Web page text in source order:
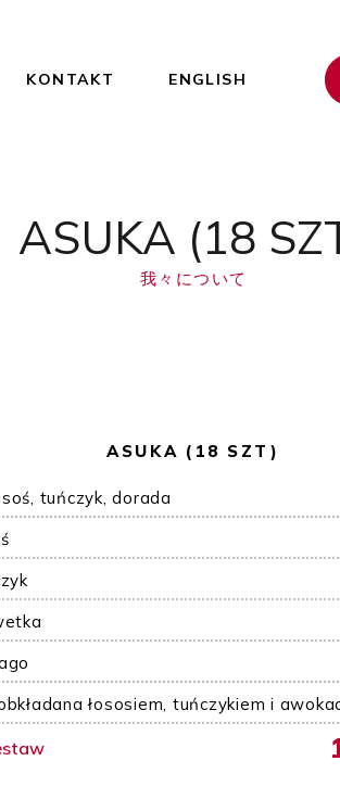
KONTAKT ENGLISH
ASUKA (18
我々について
ASUKA (18 SZT)
tuńczyk, dorada
łososiem, tuńczykiem i